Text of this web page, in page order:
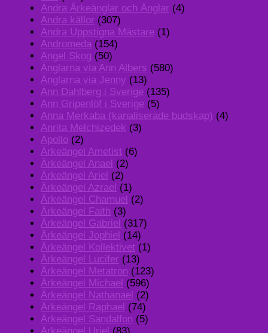
Andra Ärkeänglar och Änglar (4)
Andra källor (307)
Andra Uppstigna Mästare (1)
Andromeda (154)
Angel Skog (50)
Änglarna via Ann Albers (580)
Änglarna via Jenny (13)
Ann Dahlberg i Sverige (135)
Ann Gripenlöf i Sverige (5)
Anna Merkaba (kanaliserade budskap) (4)
Anrita Melchizedek (3)
Apollo (2)
Ärkeängel Ametist (6)
Ärkeängel Anael (2)
Ärkeängel Ariel (2)
Ärkeängel Azrael (1)
Ärkeängel Chamuel (2)
Ärkeängel Faith (3)
Ärkeängel Gabriel (317)
Ärkeängel Jophiel (14)
Ärkeängel Kollektivet (1)
Ärkeängel Lucifer (13)
Ärkeängel Metatron (123)
Ärkeängel Michael (596)
Ärkeängel Nathanael (2)
Ärkeängel Raphael (74)
Ärkeängel Sandalfon (5)